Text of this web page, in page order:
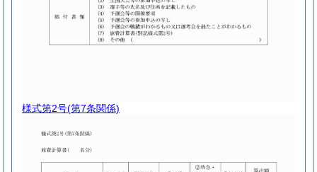
様式第2号(第7条関係)